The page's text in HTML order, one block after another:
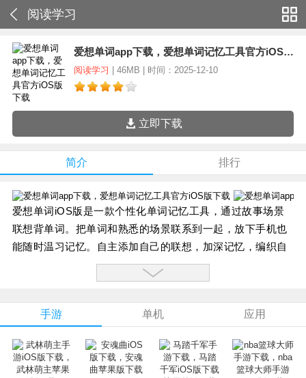
阅读学习
爱想单词app下载，爱想单词记忆工具官方iOS版下载
阅读学习 | 46MB | 时间：2025-12-10
立即下载
简介 排行
爱想单词iOS版是一款个性化单词记忆工具，通过故事场景
联想背单词。把单词和熟悉的场景联系到一起，放下手机也
能随时温习记忆。自主添加自己的联想，加深记忆，编织自
通过故事场景联想背单词。把单词和熟悉的场景联系到一
【个性联想】
美剧、小说、电影、游戏......各式各样的联想主题，通过你
手游 单机 应用